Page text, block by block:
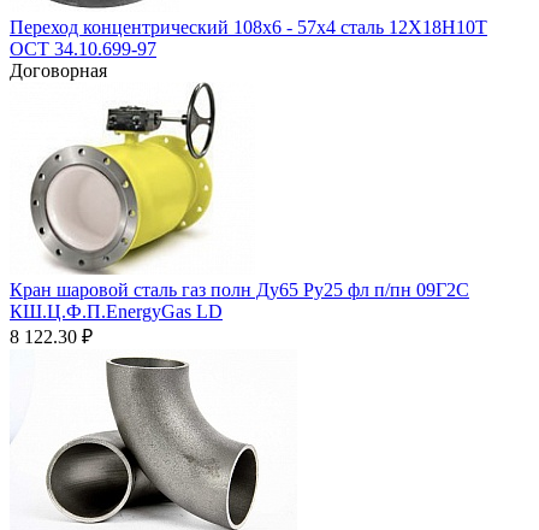
Переход концентрический 108х6 - 57х4 сталь 12Х18Н10Т
ОСТ 34.10.699-97
Договорная
Кран шаровой сталь газ полн Ду65 Ру25 фл п/пн 09Г2С
КШ.Ц.Ф.П.EnergyGas LD
8 122.30 ₽